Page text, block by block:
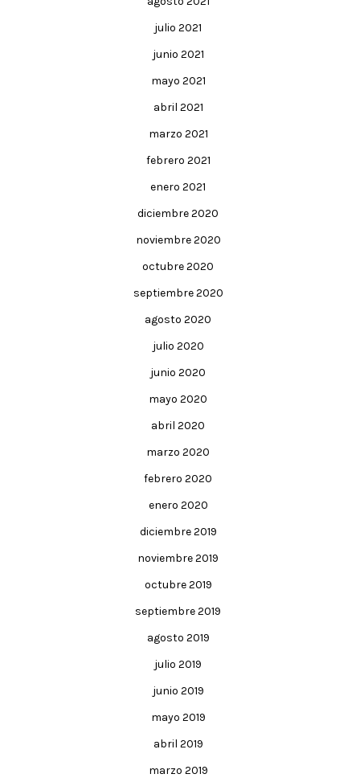
julio 2021
junio 2021
mayo 2021
abril 2021
marzo 2021
febrero 2021
enero 2021
diciembre 2020
noviembre 2020
octubre 2020
septiembre 2020
agosto 2020
julio 2020
junio 2020
mayo 2020
abril 2020
marzo 2020
febrero 2020
enero 2020
diciembre 2019
noviembre 2019
octubre 2019
septiembre 2019
agosto 2019
julio 2019
junio 2019
mayo 2019
abril 2019
marzo 2019